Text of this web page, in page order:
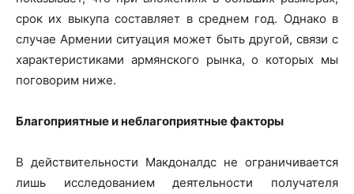
срок их выкупа составляет в среднем год. Однако в
случае Армении ситуация может быть другой, связи с
характеристиками армянского рынка, о которых мы
поговорим ниже.
Благоприятные и неблагоприятные факторы
В действительности Макдоналдс не ограничивается
лишь исследованием деятельности получателя